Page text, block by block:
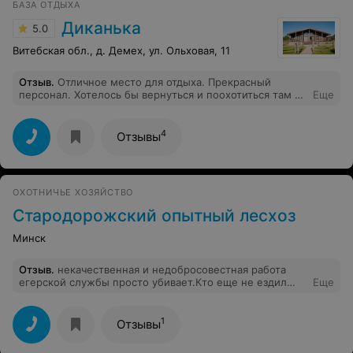
БАЗА ОТДЫХА
5.0 Диканька
Витебская обл., д. Демех, ул. Ольховая, 11
Отзыв. Отличное место для отдыха. Прекрасный
персонал. Хотелось бы вернуться и поохотиться там на
Еще
Отзывы4
ОХОТНИЧЬЕ ХОЗЯЙСТВО
Стародорожский опытный лесхоз
Минск
Отзыв. некачественная и недобросовестная работа
егерской службы просто убивает.Кто еще не ездил
Еще
Отзывы1